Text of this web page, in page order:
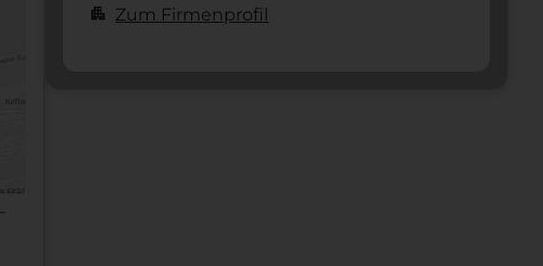
apartment Zum Firmenprofil